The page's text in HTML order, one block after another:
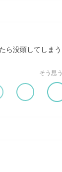
ら没頭してしまう
そう思う